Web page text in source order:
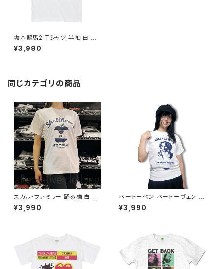
坂本龍馬2 Tシャツ 半袖 白 ホ
ワイト 亀山社中 風雲児 才谷 梅
太郎 倒幕 偉人 AT-26WH alt
¥3,990
同じカテゴリの商品
スカル・ファミリー 踊る猫 白 ホ
ワイト×ネイビー ドクロ スカル
Tシャツ ロックT バンドT 半袖
ント メンズ レディース 綿100％
コットン SHT-04WH altss
¥3,990
ベートーベン ベートーヴェン Ｔ
シャツ 半袖 白ホワイト クラシッ
ク 交響曲第9番 作曲家 音楽家
¥3,990